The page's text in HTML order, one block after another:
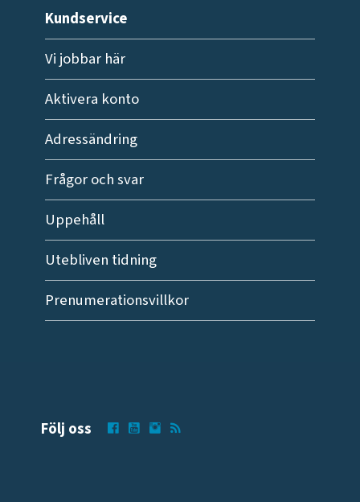
Kundservice
Vi jobbar här
Aktivera konto
Adressändring
Frågor och svar
Uppehåll
Utebliven tidning
Prenumerationsvillkor
Följ oss